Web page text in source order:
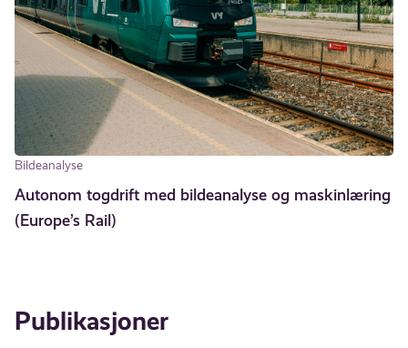
Bildeanalyse
Autonom togdrift med bildeanalyse og maskinlæring
(Europe’s Rail)
Publikasjoner